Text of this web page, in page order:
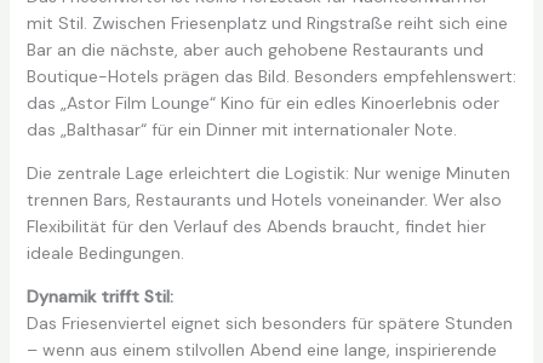
mit Stil. Zwischen Friesenplatz und Ringstraße reiht sich eine
Bar an die nächste, aber auch gehobene Restaurants und
Boutique-Hotels prägen das Bild. Besonders empfehlenswert:
das „Astor Film Lounge“ Kino für ein edles Kinoerlebnis oder
das „Balthasar“ für ein Dinner mit internationaler Note.
Die zentrale Lage erleichtert die Logistik: Nur wenige Minuten
trennen Bars, Restaurants und Hotels voneinander. Wer also
Flexibilität für den Verlauf des Abends braucht, findet hier
ideale Bedingungen.
Dynamik trifft Stil:
Das Friesenviertel eignet sich besonders für spätere Stunden
– wenn aus einem stilvollen Abend eine lange, inspirierende